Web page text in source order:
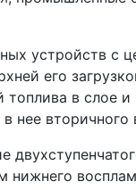
устройств с
его
топлива в слое
нее вторичного
нижнего